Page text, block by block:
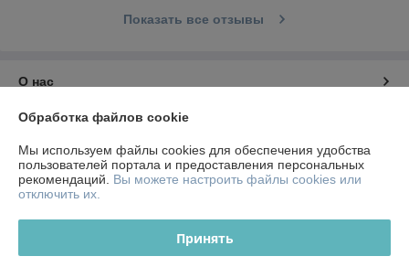
Показать все отзывы
О нас
Контакты
Доставка и оплата
Полная версия сайта
Обработка файлов cookie
Мы используем файлы cookies для обеспечения удобства
пользователей портала и предоставления персональных
рекомендаций. Вы можете настроить файлы cookies или
отключить их.
Принять